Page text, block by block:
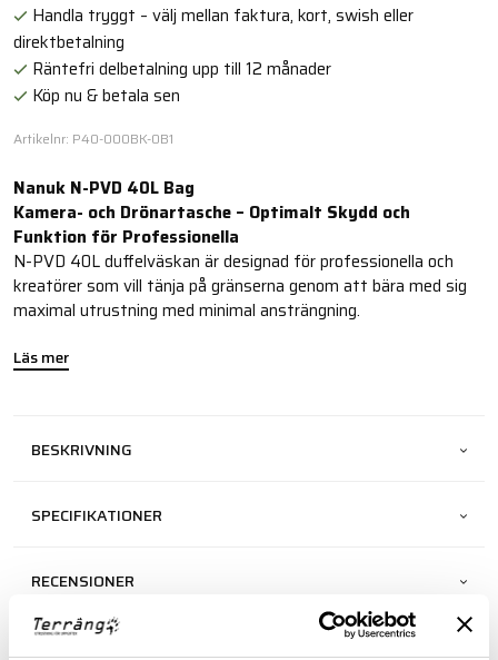
Handla tryggt – välj mellan faktura, kort, swish eller
direktbetalning
Räntefri delbetalning upp till 12 månader
Köp nu & betala sen
Artikelnr: P40-000BK-0B1
Nanuk N-PVD 40L Bag
Kamera- och Drönartasche – Optimalt Skydd och
Funktion för Professionella
N-PVD 40L duffelväskan är designad för professionella och
kreatörer som vill tänja på gränserna genom att bära med sig
maximal utrustning med minimal ansträngning.
Läs mer
BESKRIVNING
SPECIFIKATIONER
RECENSIONER